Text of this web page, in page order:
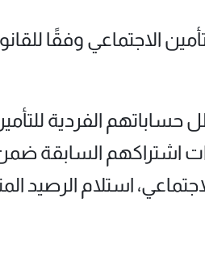
الاجتماعي وفقًا
حساباتهم الفردية
اشتراكهم السابقة
استلام الرصيد